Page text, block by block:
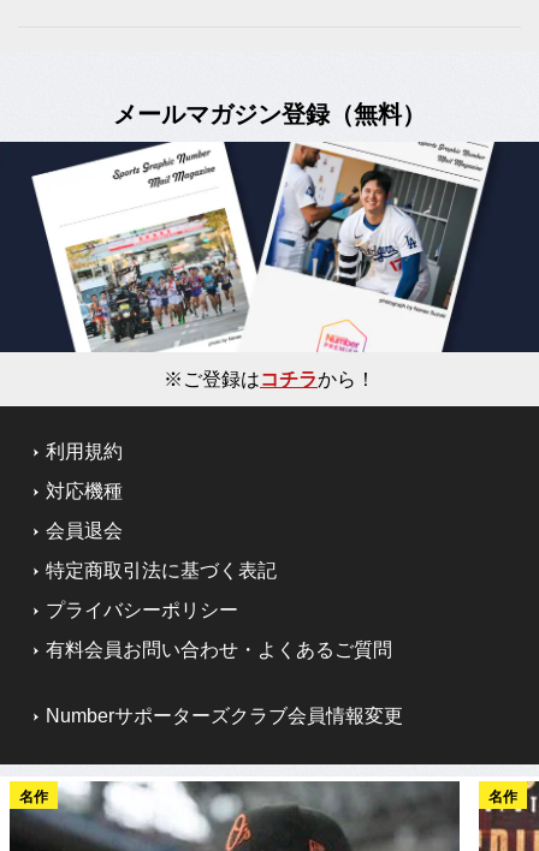
メールマガジン登録（無料）
※ご登録はコチラから！
利用規約
対応機種
会員退会
特定商取引法に基づく表記
プライバシーポリシー
有料会員お問い合わせ・よくあるご質問
Numberサポーターズクラブ会員情報変更
名作 名作